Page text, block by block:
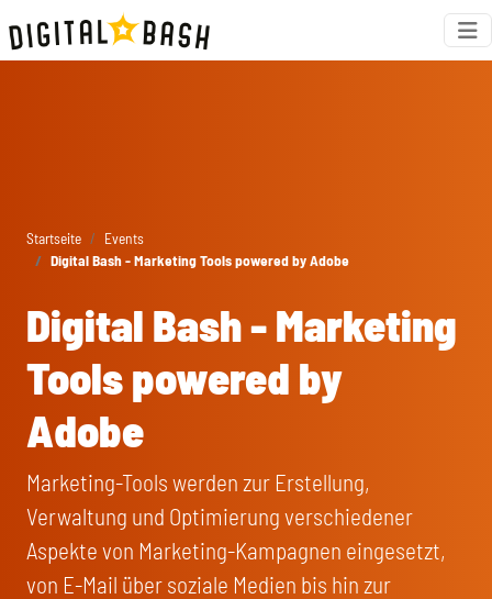
Startseite
Events
Digital Bash - Marketing Tools powered by Adobe
Digital Bash - Marketing
Tools powered by
Adobe
Marketing-Tools werden zur Erstellung,
Verwaltung und Optimierung verschiedener
Aspekte von Marketing-Kampagnen eingesetzt,
von E-Mail über soziale Medien bis hin zur